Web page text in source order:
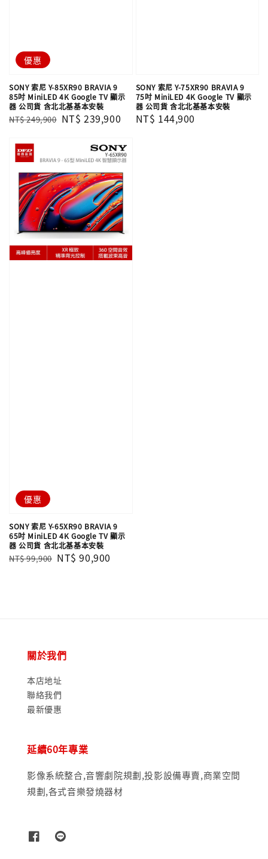
優惠
SONY 索尼 Y-85XR90 BRAVIA 9
85吋 MiniLED 4K Google TV 顯示
器 公司貨 含北北基基本安裝
Regular
NT$ 249,900 Sale
NT$ 239,900
SONY 索尼 Y-75XR90 BRAVIA 9
75吋 MiniLED 4K Google TV 顯示
器 公司貨 含北北基基本安裝
Regular
NT$ 144,900
優惠
SONY 索尼 Y-65XR90 BRAVIA 9
65吋 MiniLED 4K Google TV 顯示
器 公司貨 含北北基基本安裝
Regular
NT$ 99,900 Sale
NT$ 90,900
關於我們
本店地址
聯絡我們
最新優惠
延續60年專業
影像系統整合,音響劇院規劃,投影設備專賣,商業空間
規劃,各式音樂發燒器材